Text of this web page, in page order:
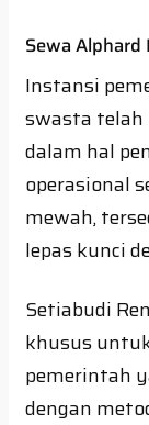
Sewa Alphard
Instansi
swasta telah
dalam hal
operasional
mewah,
lepas kunci
Setiabudi
khusus
pemerintah
dengan